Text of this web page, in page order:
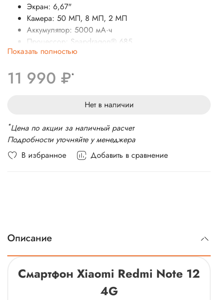
В избранное Добавить в сравнение
Экран: 6,67"
Камера: 50 МП, 8 МП, 2 МП
Аккумулятор: 5000 мА·ч
Процессор: Snapdragon® 685
SIM-карты: Две SIM-карты
Беспроводные интерфейсы: Bluetooth, Wi-Fi
Стандарт связи: 4G LTE, 3G, 2G
Показать полностью
11 990 ₽*
Нет в наличии
*Цена по акции за наличный расчет
Подробности уточняйте у менеджера
Описание
Смартфон Xiaomi Redmi Note 12
4G